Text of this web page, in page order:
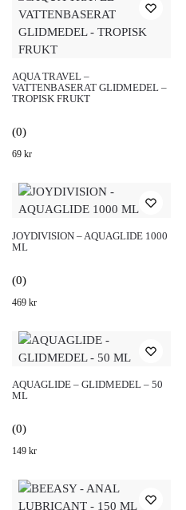
AQUA TRAVEL –
VATTENBASERAT GLIDMEDEL –
TROPISK FRUKT
(0)
69 kr
JOYDIVISION – AQUAGLIDE 1000
ML
(0)
469 kr
AQUAGLIDE – GLIDMEDEL – 50
ML
(0)
149 kr